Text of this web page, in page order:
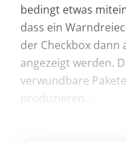
bedingt etwas
dass ein
der Checkbox dann
angezeigt werden.
verwundbare
produzieren...